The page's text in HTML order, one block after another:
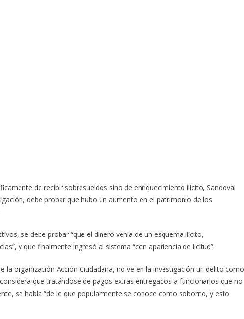
de recibir sobresueldos sino de enriquecimiento ilícito, Sandoval
debe probar que hubo un aumento en el patrimonio de los
se debe probar “que el dinero venía de un esquema ilícito,
y que finalmente ingresó al sistema “con apariencia de licitud”.
la organización Acción Ciudadana, no ve en la investigación un delito como
que tratándose de pagos extras entregados a funcionarios que no
se habla “de lo que popularmente se conoce como soborno, y esto